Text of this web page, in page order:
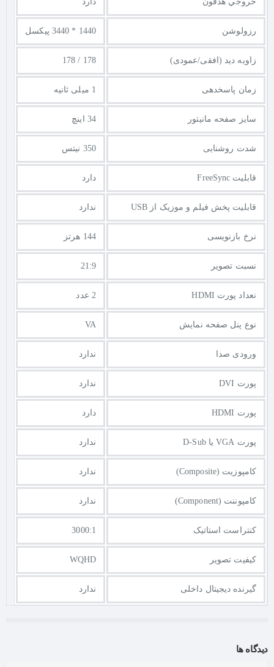
رزولوشن 1440 * 3440 پیکسل
زاویه دید (افقی/عمودی) 178 / 178
زمان پاسخدهی 1 میلی ثانیه
سایز صفحه مانیتور 34 اینچ
شدت روشنایی 350 نیتس
قابلیت FreeSync دارد
قابلیت پخش فیلم و موزیک از USB ندارد
نرخ بازنویسی 144 هرتز
نسبت تصویر 21:9
نعداد پورت HDMI 2 عدد
نوع پنل صفحه نمایش VA
ورودی صدا ندارد
پورت DVI ندارد
پورت HDMI دارد
پورت VGA یا D-Sub ندارد
کامپوزیت (Composite) ندارد
کامپوننت (Component) ندارد
کنتراست استاتیک 3000:1
کیفیت تصویر WQHD
گیرنده دیجیتال داخلی ندارد
دیدگاه ها